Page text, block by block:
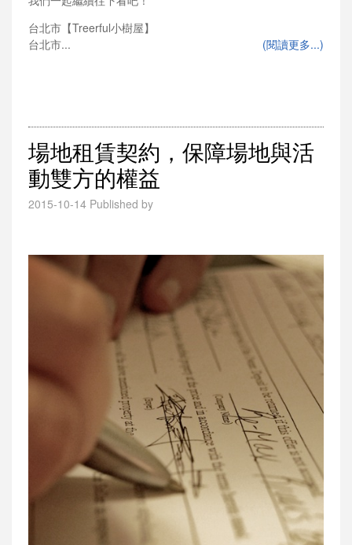
台北市【Treerful小樹屋】
台北市...
(閱讀更多...)
場地租賃契約，保障場地與活
動雙方的權益
2015-10-14 Published by